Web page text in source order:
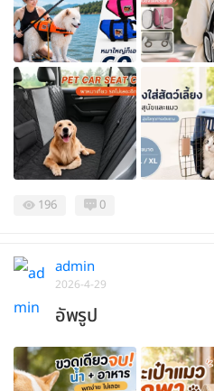
196 0
admin
2026-4-29
อัพรูป